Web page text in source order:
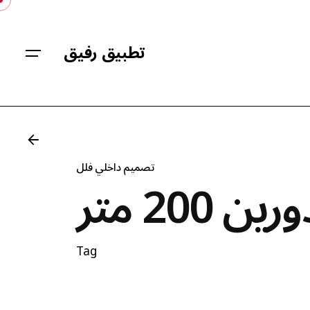
Skip
content تطبيق رفيق
تصميم داخلي فلل متر Tag